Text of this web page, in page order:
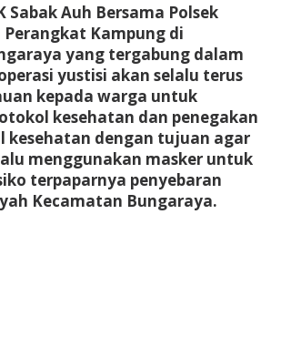
Sabak Auh Bersama Polsek
Kampung di
yang tergabung dalam
yustisi akan selalu terus
kepada warga untuk
kesehatan dan penegakan
kesehatan dengan tujuan agar
menggunakan masker untuk
terpaparnya penyebaran
Kecamatan Bungaraya.